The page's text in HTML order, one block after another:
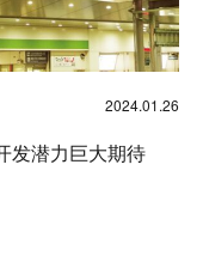
2024.01.26
发潜力巨大期待